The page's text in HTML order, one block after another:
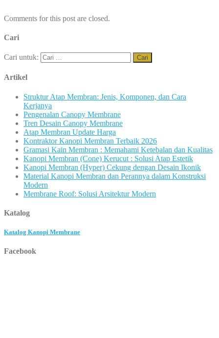
Comments for this post are closed.
Cari
Cari untuk:
Artikel
Struktur Atap Membran: Jenis, Komponen, dan Cara
Kerjanya
Pengenalan Canopy Membrane
Tren Desain Canopy Membrane
Atap Membran Update Harga
Kontraktor Kanopi Membran Terbaik 2026
Gramasi Kain Membran : Memahami Ketebalan dan Kualitas
Kanopi Membran (Cone) Kerucut : Solusi Atap Estetik
Kanopi Membran (Hyper) Cekung dengan Desain Ikonik
Material Kanopi Membran dan Perannya dalam Konstruksi
Modern
Membrane Roof: Solusi Arsitektur Modern
Katalog
Katalog Kanopi Membrane
Facebook